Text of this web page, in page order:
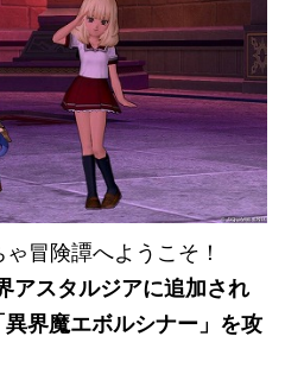
冒険譚へようこそ！
アスタルジアに追加され
界魔エボルシナー」を攻